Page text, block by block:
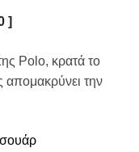
]
Polo, κρατά το
την